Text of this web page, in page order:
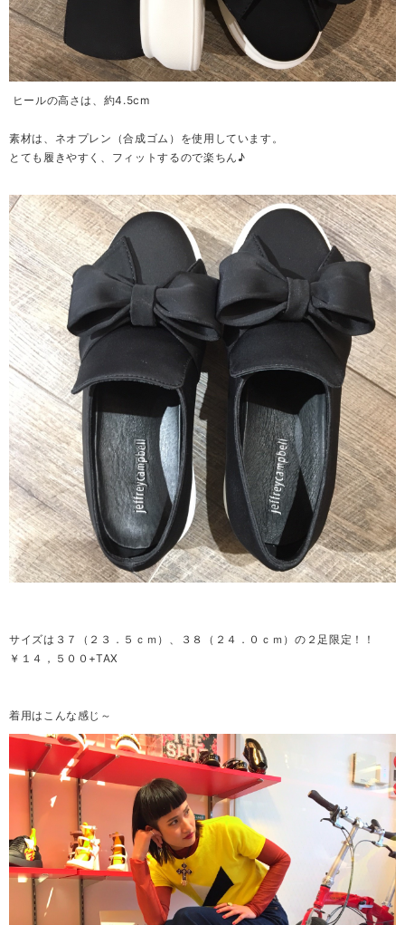
ヒールの高さは、約4.5cm
素材は、ネオプレン（合成ゴム）を使用しています。
とても履きやすく、フィットするので楽ちん♪
サイズは３７（２３．５ｃｍ）、３８（２４．０ｃｍ）の２足限定！！
￥１４，５００+TAX
着用はこんな感じ～